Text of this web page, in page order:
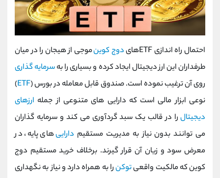
احتمال راه ‌اندازی ETFهای دوج کوینموجی از هیجان را در میان
طرفداران این ارز دیجیتال ایجاد کرده و بسیاری را بهسرمایه ‌گذاری
روی آن ترغیب نموده است. صندوق قابل معامله در بورس (ETF
)
نوعی ابزار مالی است که دارایی ‌های متنوعی از جمله ارزهای
دیجیتال را در قالب یک سبد گردآوری می کند و سرمایه‌ گذاران
می ‌توانند بدون نیاز به مدیریت مستقیم دارایی‌های پایه، در
معرض سود و زیان آن قرار گیرند. برخلاف خرید مستقیم دوج
کوین که مالکیت واقعیتوکنرا به همراه دارد و نیاز به نگهداری